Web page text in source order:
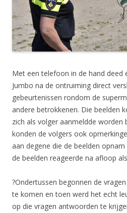
Met een telefoon in de hand deed
Jumbo na de ontruiming direct
gebeurtenissen rondom de
andere betrokkenen. Die beelden
zich als volger aanmeldde worden
konden de volgers ook
aan degene die de beelden
de beelden reageerde na afloop
?Ondertussen begonnen de
te komen en toen werd het echt
op die vragen antwoorden te